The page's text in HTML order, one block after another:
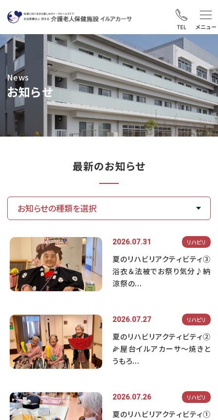
News
お知らせ
最新のお知らせ
お知らせの種類を選択
2026.07.31 リハビリ
夏のリハビリアクティビティ③
浴衣＆法被でお祭り気分♪納
涼祭の...
2026.07.27 リハビリ
夏のリハビリアクティビティ②
🌽屋台イルアカーサ～焼きと
うもろ...
2026.07.26 リハビリ
夏のリハビリアクティビティ①